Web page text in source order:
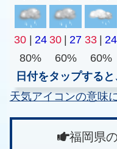
30 | 24 30 | 27 33 | 24
80%
60% 60%
日付をタップする
天気アイコンの意味
福岡県